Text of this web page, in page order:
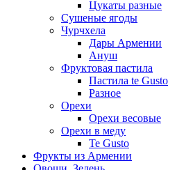
Цукаты разные
Сушеные ягоды
Чурчхела
Дары Армении
Ануш
Фруктовая пастила
Пастила te Gusto
Разное
Орехи
Орехи весовые
Орехи в меду
Te Gusto
Фрукты из Армении